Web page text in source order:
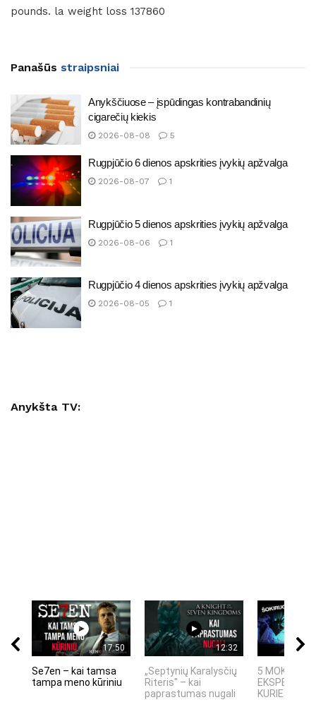
pounds. la weight loss 137860
Panašūs straipsniai
Anykščiuose – įspūdingas kontrabandinių
cigarečių kiekis
2026-08-08 5
Rugpjūčio 6 dienos apskrities įvykių apžvalga
2026-08-07 1
Rugpjūčio 5 dienos apskrities įvykių apžvalga
2026-08-06 1
Rugpjūčio 4 dienos apskrities įvykių apžvalga
2026-08-05 1
Anykšta TV:
17:50
Se7en – kai tamsa
tampa meno kūriniu
12:32
„Septynių Karalysčių
Riteris" – kai
paprastumas nugali
5 MOKSLINIAI
KURIE